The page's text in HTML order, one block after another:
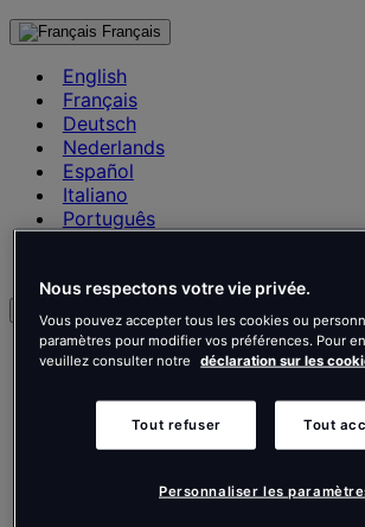
Français
English
Français
Deutsch
Nederlands
Español
Italiano
Português
English
Deutsch
Nederlands
Español
Nous respectons votre vie privée.
Vous pouvez accepter tous les cookies ou
paramètres pour modifier vos préférences. Pour
veuillez consulter notre
déclaration sur les
Tout refuser Tout
Personnaliser les